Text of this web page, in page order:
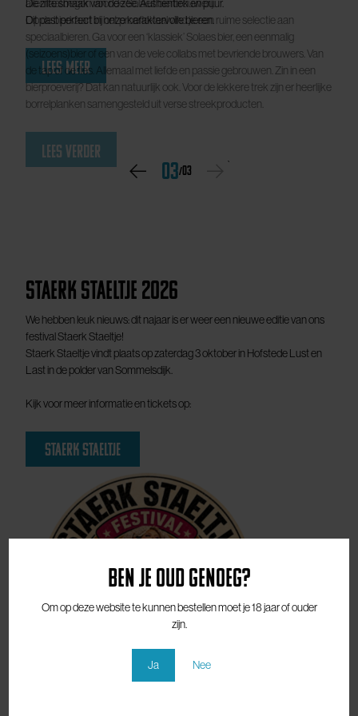
Ben je oud genoeg?
Om op deze website te kunnen bestellen moet je 18 jaar of ouder
zijn.
Ja Nee
Lees meer
De zilte smaak van de zee. Authentiek en puur.
Dit past perfect bij onze karaktervolle bieren.
Lees meer
allemaal begon voor de Solaes bierbrouwerij.
Op de bierkaart in het proeflokaal vind je een ruime selectie aan
speciaalbieren. Ga voor een ‘klassiek’ Solaes bier, een eenmalig
(seizoens)bier of een van de vele collabs met bevriende brouwers. Van
de tap of de fles. Allemaal met liefde en passie gebrouwen. Zin in een
bierproeverij? Dat kan natuurlijk ook. Voor de lekkere trek zijn er heerlijke
borrelplanken samengesteld uit verse streekproducten.
Lees verder
Staerk Staeltje 2026
We hebben leuk nieuws: dit najaar is er weer een nieuwe editie van ons
festival Staerk Staeltje!
Last in de polder van Sommelsdijk.
Kijk voor meer informatie en tickets op:
Staerk Staeltje